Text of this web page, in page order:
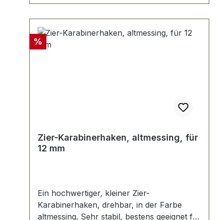
Rabatt
%
Zier-Karabinerhaken, altmessing, für
12 mm
Ein hochwertiger, kleiner Zier-
Karabinerhaken, drehbar, in der Farbe
altmessing. Sehr stabil, bestens geeignet für